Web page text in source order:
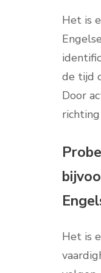
Het is
de tijd
Door
Het is